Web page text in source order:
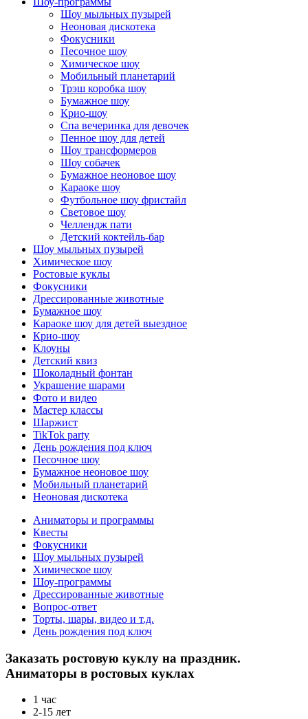
Шоу мыльных пузырей
Неоновая дискотека
Фокусники
Песочное шоу
Химическое шоу
Мобильный планетарий
Трэш коробка шоу
Бумажное шоу
Крио-шоу
Спа вечеринка для девочек
Пенное шоу для детей
Шоу трансформеров
Шоу собачек
Бумажное неоновое шоу
Караоке шоу
Футбольное шоу фристайл
Световое шоу
Челлендж пати
Детский коктейль-бар
Шоу мыльных пузырей
Химическое шоу
Ростовые куклы
Фокусники
Дрессированные животные
Бумажное шоу
Караоке шоу для детей выездное
Крио-шоу
Клоуны
Детский квиз
Шоколадный фонтан
Украшение шарами
Фото и видео
Мастер классы
Шаржист
TikTok party
День рождения под ключ
Песочное шоу
Бумажное неоновое шоу
Мобильный планетарий
Неоновая дискотека
Аниматоры и программы
Квесты
Фокусники
Шоу мыльных пузырей
Химическое шоу
Шоу-программы
Дрессированные животные
Вопрос-ответ
Торты, шары, видео и т.д.
День рождения под ключ
Заказать ростовую куклу на праздник.
Аниматоры в ростовых куклах
1 час
2-15 лет